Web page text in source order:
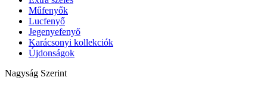
Műfenyők
Lucfenyő
Jegenyefenyő
Karácsonyi kollekciók
Újdonságok
Nagyság Szerint